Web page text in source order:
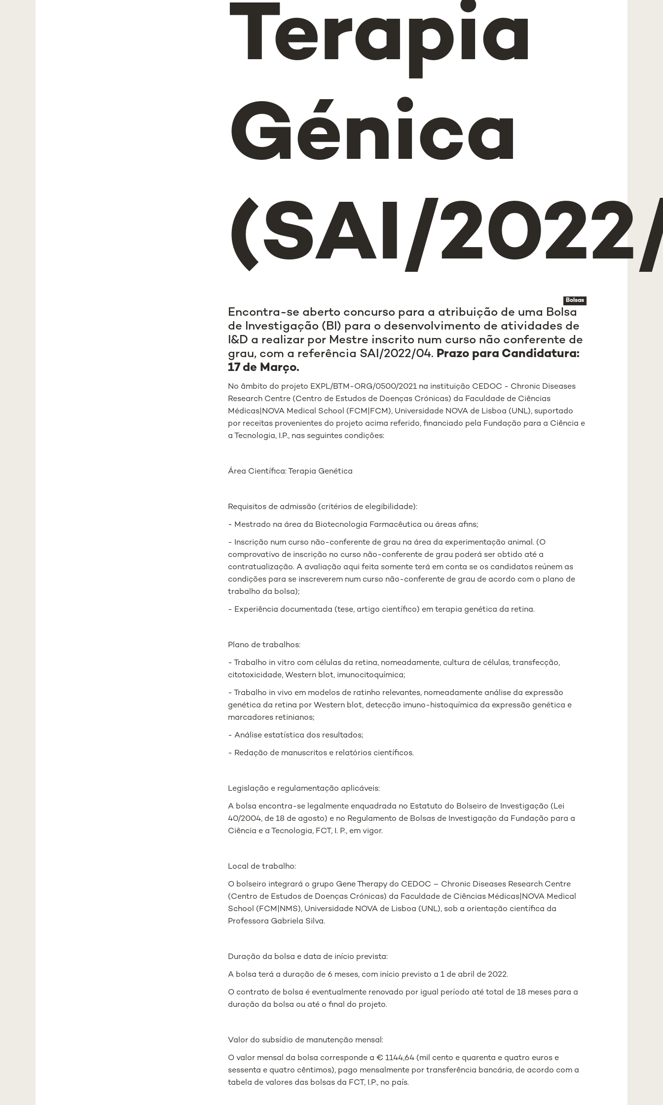
Terapia
Génica
(SAI/
Bolsas
Encontra-se aberto concurso para a atribuição de uma Bolsa
de Investigação (BI) para o desenvolvimento de atividades de
I&D a realizar por Mestre inscrito num curso não conferente de
grau, com a referência SAI/2022/04. Prazo para Candidatura:
17 de Março.
No âmbito do projeto EXPL/BTM-ORG/0500/2021 na instituição CEDOC - Chronic Diseases
Research Centre (Centro de Estudos de Doenças Crónicas) da Faculdade de Ciências
Médicas|NOVA Medical School (FCM|FCM), Universidade NOVA de Lisboa (UNL), suportado
por receitas provenientes do projeto acima referido, financiado pela Fundação para a Ciência e
a Tecnologia, I.P., nas seguintes condições:
Área Científica: Terapia Genética
Requisitos de admissão (critérios de elegibilidade):
- Mestrado na área da Biotecnologia Farmacêutica ou áreas afins;
- Inscrição num curso não-conferente de grau na área da experimentação animal. (O
comprovativo de inscrição no curso não-conferente de grau poderá ser obtido até a
contratualização. A avaliação aqui feita somente terá em conta se os candidatos reúnem as
condições para se inscreverem num curso não-conferente de grau de acordo com o plano de
trabalho da bolsa);
- Experiência documentada (tese, artigo científico) em terapia genética da retina.
Plano de trabalhos:
- Trabalho in vitro com células da retina, nomeadamente, cultura de células, transfecção,
citotoxicidade, Western blot, imunocitoquímica;
- Trabalho in vivo em modelos de ratinho relevantes, nomeadamente análise da expressão
genética da retina por Western blot, detecção imuno-histoquímica da expressão genética e
marcadores retinianos;
- Análise estatística dos resultados;
- Redação de manuscritos e relatórios científicos.
Legislação e regulamentação aplicáveis:
A bolsa encontra-se legalmente enquadrada no Estatuto do Bolseiro de Investigação (Lei
40/2004, de 18 de agosto) e no Regulamento de Bolsas de Investigação da Fundação para a
Ciência e a Tecnologia, FCT, I. P., em vigor.
Local de trabalho:
O bolseiro integrará o grupo Gene Therapy do CEDOC – Chronic Diseases Research Centre
(Centro de Estudos de Doenças Crónicas) da Faculdade de Ciências Médicas|NOVA Medical
School (FCM|NMS), Universidade NOVA de Lisboa (UNL), sob a orientação científica da
Professora Gabriela Silva.
Duração da bolsa e data de início prevista:
A bolsa terá a duração de 6 meses, com início previsto a 1 de abril de 2022.
O contrato de bolsa é eventualmente renovado por igual período até total de 18 meses para a
duração da bolsa ou até o final do projeto.
Valor do subsídio de manutenção mensal:
O valor mensal da bolsa corresponde a € 1144,64 (mil cento e quarenta e quatro euros e
sessenta e quatro cêntimos), pago mensalmente por transferência bancária, de acordo com a
tabela de valores das bolsas da FCT, I.P., no país.